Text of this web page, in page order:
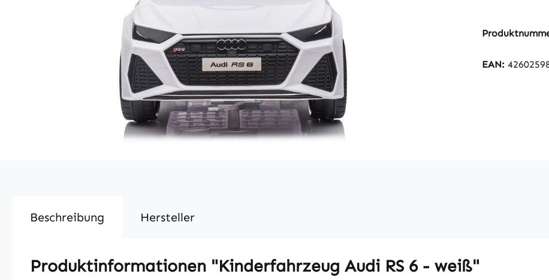
EAN:
Beschreibung Hersteller
Produktinformationen "Kinderfahrzeug Audi RS 6 - weiß"